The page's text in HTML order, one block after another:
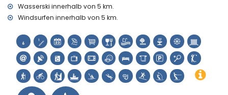
Wasserski innerhalb von 5 km.
Windsurfen innerhalb von 5 km.